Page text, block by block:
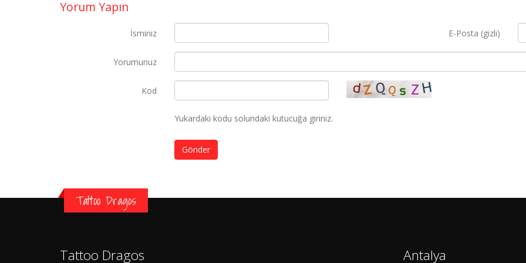
Yorum Yapın
İsminiz E-Posta (gizli)
Yorumunuz
Kod
Yukardaki kodu solundaki kutucuğa giriniz.
Gönder
Tattoo Dragos
Tattoo Dragos Antalya